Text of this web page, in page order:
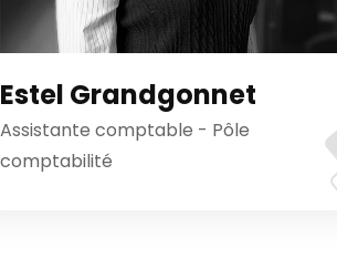
Estel Grandgonnet
Assistante comptable - Pôle
comptabilité